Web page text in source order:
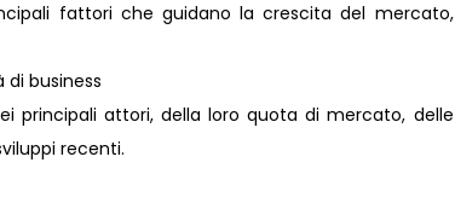
fattori che guidano la crescita del mercato,
business
principali attori, della loro quota di mercato, delle
recenti.